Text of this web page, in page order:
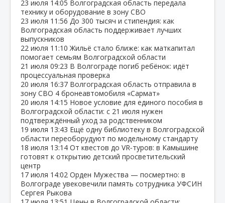
23 июля 14:05 Волгоградская область передала
технику и оборудование в зону СВО
23 июля 11:56 До 300 тысяч и стипендия: как
Волгоградская область поддерживает лучших
выпускников
22 июля 11:10 Жильё стало ближе: как маткапитал
помогает семьям Волгоградской области
21 июля 09:23 В Волгограде погиб ребёнок: идёт
процессуальная проверка
20 июля 16:37 Волгоградская область отправила в
зону СВО 4 бронеавтомобиля «Сармат»
20 июля 14:15 Новое условие для единого пособия в
Волгоградской области: с 21 июля нужен
подтверждённый уход за родственником
19 июля 13:43 Ещё одну библиотеку в Волгоградской
области переоборудуют по модельному стандарту
18 июля 13:14 От квестов до VR‑туров: в Камышине
готовят к открытию детский просветительский
центр
17 июля 14:02 Орден Мужества — посмертно: в
Волгограде увековечили память сотрудника УФСИН
Сергея Рыкова